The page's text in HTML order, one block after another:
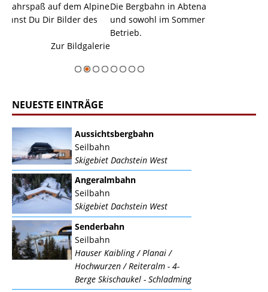
Alpine
des
Die Bergbahn in Abtenau ist eine Kombibahn
und sowohl im Sommer als auch im Winter in
NEUESTE EINTRÄGE
Aussichtsbergbahn
Seilbahn
Skigebiet Dachstein West
Angeralmbahn
Seilbahn
Skigebiet Dachstein West
Senderbahn
Seilbahn
Hauser Kaibling / Planai /
Hochwurzen / Reiteralm - 4-
Berge Skischaukel - Schladming